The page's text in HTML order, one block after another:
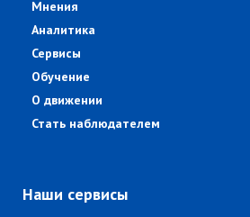
Мнения
Аналитика
Сервисы
Обучение
О движении
Стать наблюдателем
Наши сервисы